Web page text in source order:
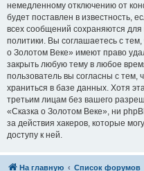
немедленному отключению от
будет поставлен в известность,
всех сообщений сохраняются
политики. Вы соглашаетесь с
о Золотом Веке» имеют право
закрыть любую тему в любое
пользователь вы согласны с
храниться в базе данных. Хотя
третьим лицам без вашего
«Сказка о Золотом Веке», ни
за действия хакеров, которые
доступу к ней.
На главную Список форумов